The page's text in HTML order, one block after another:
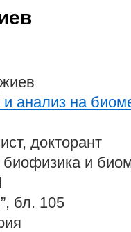
анализ на
докторант
и
бл. 105